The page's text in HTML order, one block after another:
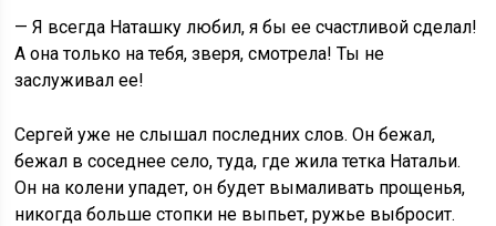
— Я всегда Наташку любил, я бы ее счастливой сделал!
А она только на тебя, зверя, смотрела! Ты не
заслуживал ее!
Сергей уже не слышал последних слов. Он бежал,
бежал в соседнее село, туда, где жила тетка Натальи.
Он на колени упадет, он будет вымаливать прощенья,
никогда больше стопки не выпьет, ружье выбросит.